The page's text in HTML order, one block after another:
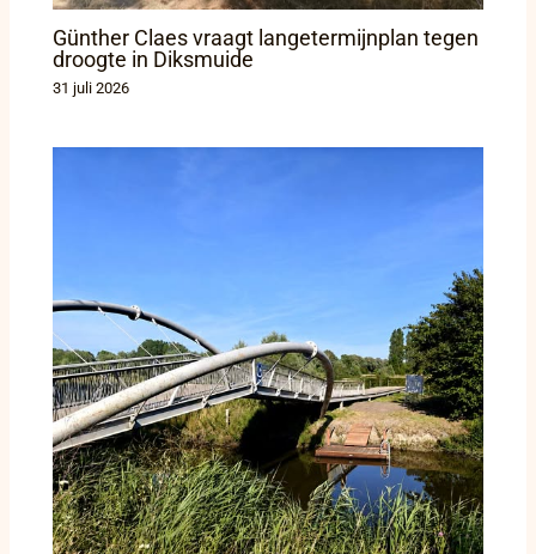
Günther Claes vraagt langetermijnplan tegen
droogte in Diksmuide
31 juli 2026